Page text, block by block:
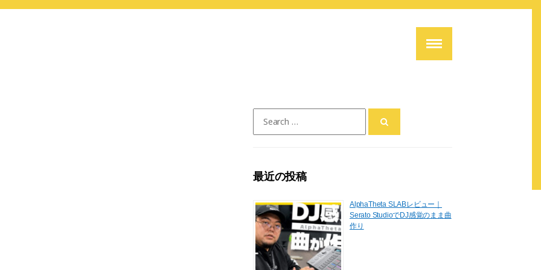
for:
最近の投稿
AlphaTheta SLABレビュー｜
Serato StudioでDJ感覚のまま曲
作り